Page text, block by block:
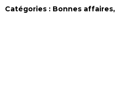
Catégories : Bonnes affaires,